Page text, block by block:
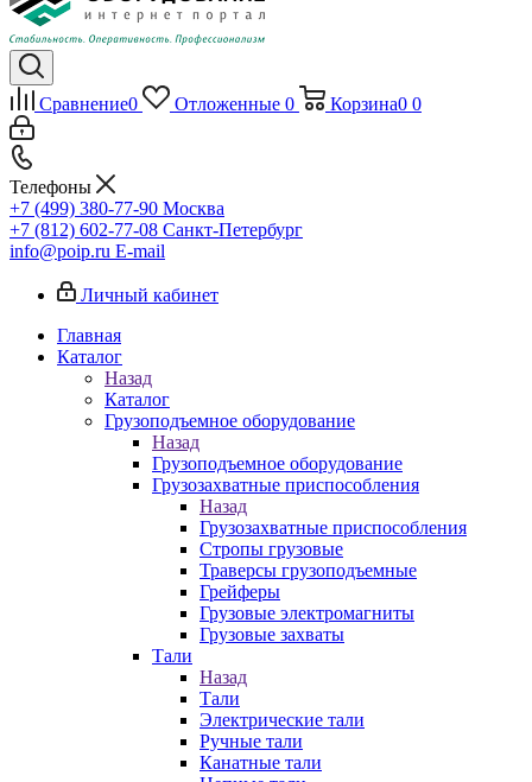
Сравнение0 Отложенные 0 Корзина0 0
Телефоны
+7 (499) 380-77-90 Москва
+7 (812) 602-77-08 Санкт-Петербург
info@poip.ru E-mail
Личный кабинет
Главная
Каталог
Назад
Каталог
Грузоподъемное оборудование
Назад
Грузоподъемное оборудование
Грузозахватные приспособления
Назад
Грузозахватные приспособления
Стропы грузовые
Траверсы грузоподъемные
Грейферы
Грузовые электромагниты
Грузовые захваты
Тали
Назад
Тали
Электрические тали
Ручные тали
Канатные тали